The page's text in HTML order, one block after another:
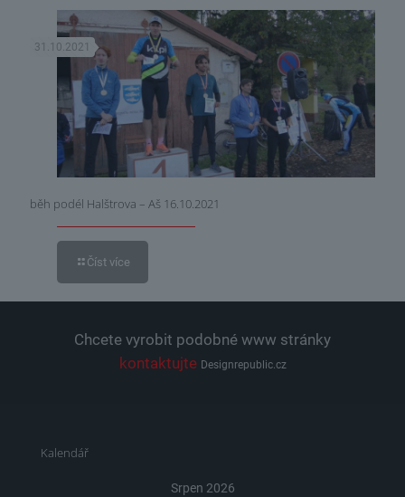
31.10.2021
běh podél Halštrova – Aš 16.10.2021
Číst více
Chcete vyrobit podobné www stránky
kontaktujte Designrepublic.cz
Kalendář
Srpen 2026